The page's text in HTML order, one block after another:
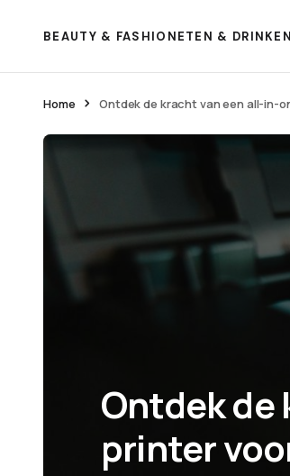
BEAUTY & FASHIONETEN & DRINKEN
Home Ontdek de kracht van een all-in-
Ontdek de
printer